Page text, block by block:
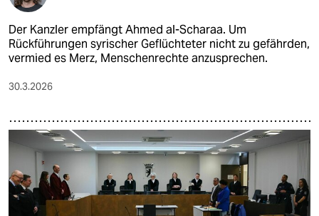
Der Kanzler empfängt Ahmed al-Scharaa. Um
Rückführungen syrischer Geflüchteter nicht zu gefährden,
vermied es Merz, Menschenrechte anzusprechen.
30.3.2026